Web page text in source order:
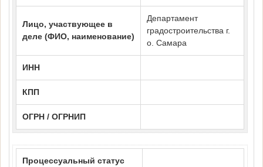
Лицо, участвующее в
деле (ФИО, наименование)
Департамент
градостроительства г.
о. Самара
ИНН
КПП
ОГРН / ОГРНИП
Процессуальный статус